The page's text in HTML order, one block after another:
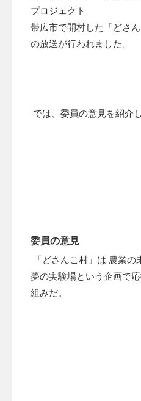
プロジェクト
帯広市で開村した「どさ
の放送が行われました。
では、委員の意見を紹介し
委員の意見
「どさんこ村」は 農業の
夢の実験場という企画で
組みだ。